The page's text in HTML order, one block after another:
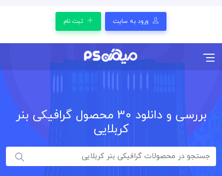
ورود به سایت ثبت نام
بررسی و دانلود 30 محصول گرافیکی بنر
کربلایی